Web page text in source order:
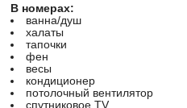
В номерах:
ванна/душ
халаты
тапочки
фен
весы
кондиционер
потолочный вентилятор
спутниковое TV